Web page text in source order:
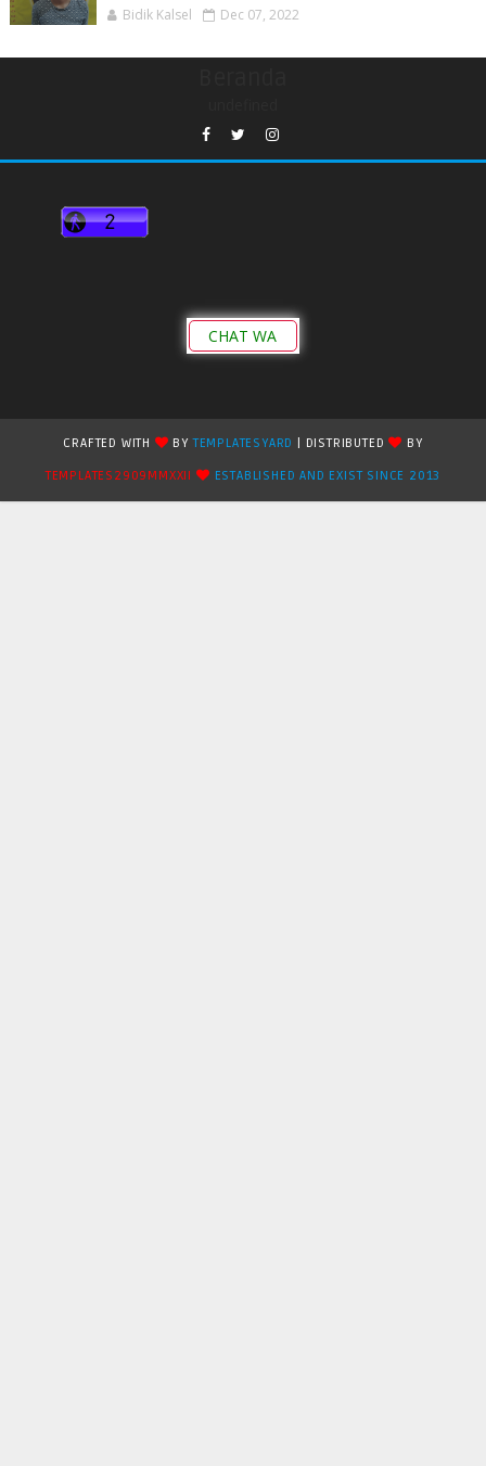
Bidik Kalsel Dec 07, 2022
CHAT WA
CRAFTED WITH BYTEMPLATESYARD | DISTRIBUTED
BY
TEMPLATES2909MMXXII
ESTABLISHED AND EXIST SINCE 2013